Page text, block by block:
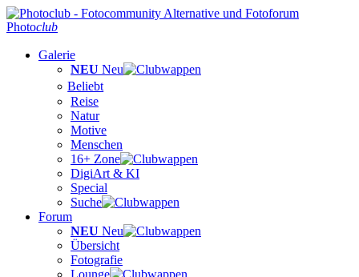
Photoclub
Galerie
NEU Neu
Beliebt
Reise
Natur
Motive
Menschen
16+ Zone
DigiArt & KI
Special
Suche
Forum
NEU Neu
Übersicht
Fotografie
Lounge